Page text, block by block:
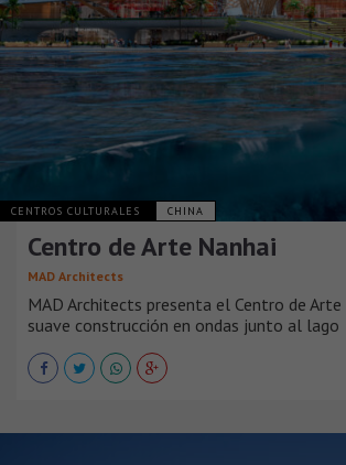
CENTROS CULTURALES CHINA
Centro de Arte Nanhai
MAD Architects
MAD Architects presenta el Centro de Arte
suave construcción en ondas junto al lago